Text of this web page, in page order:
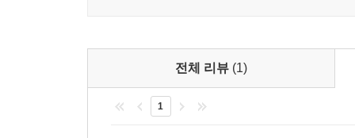
좋은 선택 하나가 인생을 바꾼다!
과거 사람들의 선택을 바라보며 배우는 역사 인문학
전체 리뷰 (1)
1